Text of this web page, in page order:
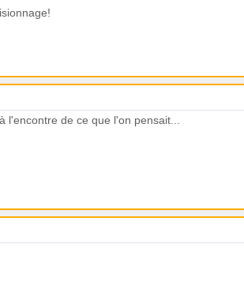
l'encontre de ce que l'on pensait...